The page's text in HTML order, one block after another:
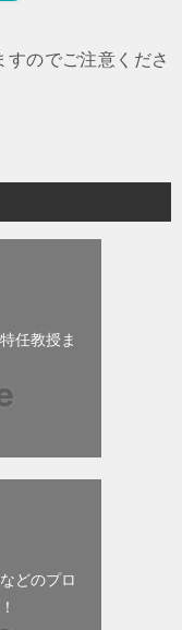
すのでご注意くださ
任教授ま
どのプロ